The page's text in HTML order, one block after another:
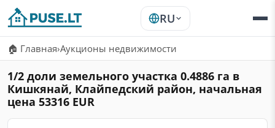
RU
🏠 Главная›Аукционы недвижимости
1/2 доли земельного участка 0.4886 га в
Кишкянай, Клайпедский район, начальная
цена 53316 EUR